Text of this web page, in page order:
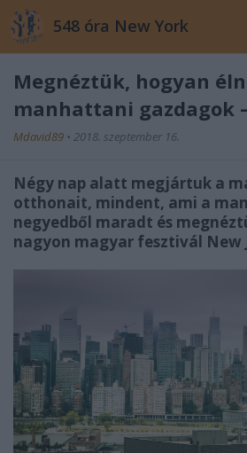
548 óra New York
Megnéztük, hogyan
manhattani gazdagok
Mdavid89 • 2018. szeptember 16.
Négy nap alatt megjártuk a
otthonait, mindent, ami a
negyedből maradt és
nagyon magyar fesztivál New